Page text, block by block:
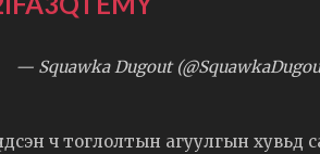
— Squawka Dugout
ч тоглолтын агуулгын